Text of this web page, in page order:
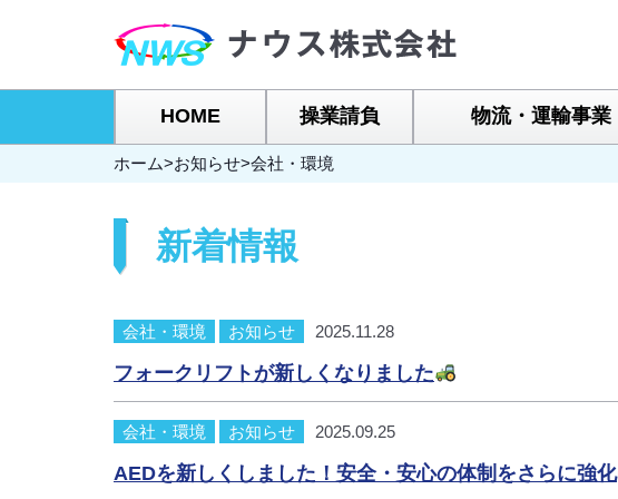
HOME 操業請負 物流・運輸事業
ホーム>お知らせ>会社・環境
新着情報
会社・環境 お知らせ 2025.11.28
フォークリフトが新しくなりました
会社・環境 お知らせ 2025.09.25
AEDを新しくしました！安全・安心の体制をさらに強化